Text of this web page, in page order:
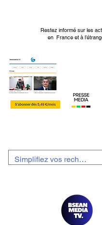
Restez informé sur les
en France et à